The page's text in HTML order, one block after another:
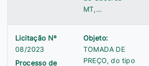
MT,…
Licitação Nº
08/2023
Processo de
Objeto:
TOMADA DE
PREÇO, do tipo